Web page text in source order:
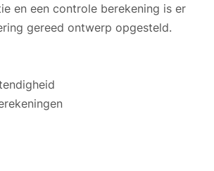
en een controle berekening is er
gereed ontwerp opgesteld.